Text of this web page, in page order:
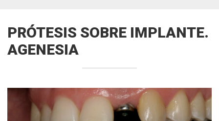
PRÓTESIS SOBRE IMPLANTE.
AGENESIA